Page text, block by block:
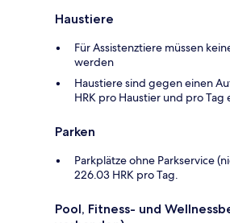
Haustiere
Für Assistenztiere müssen
werden
Haustiere sind gegen einen
HRK pro Haustier und pro Tag
Parken
Parkplätze ohne Parkservice
226.03 HRK pro Tag.
Pool, Fitness- und